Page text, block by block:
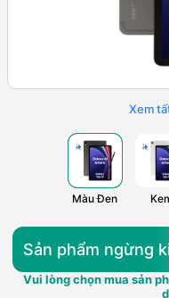
Xem
Màu Đen
Sản phẩm ngừng
Vui lòng chọn mua sản